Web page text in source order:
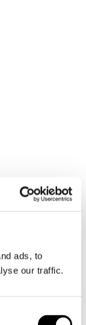
ads, to
our traffic.
se mencionó
Lloyd, entre los